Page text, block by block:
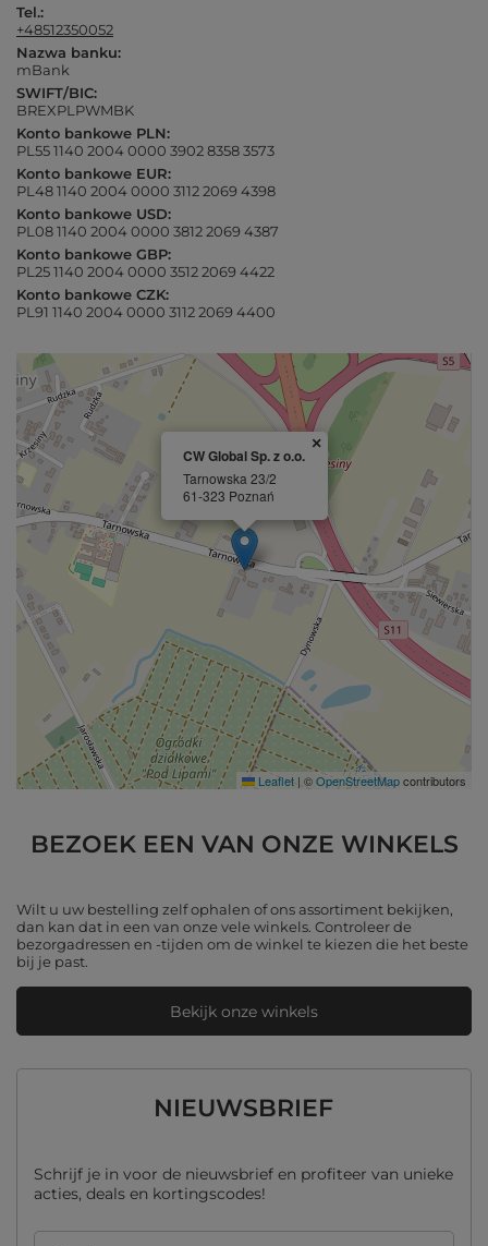
Tel.:
+48512350052
Nazwa banku:
mBank
SWIFT/BIC:
BREXPLPWMBK
Konto bankowe PLN:
PL55 1140 2004 0000 3902 8358 3573
Konto bankowe EUR:
PL48 1140 2004 0000 3112 2069 4398
Konto bankowe USD:
PL08 1140 2004 0000 3812 2069 4387
Konto bankowe GBP:
PL25 1140 2004 0000 3512 2069 4422
Konto bankowe CZK:
PL91 1140 2004 0000 3112 2069 4400
CW Global Sp. z o.o.
Tarnowska 23/2
61-323 Poznań
×
Leaflet | ©OpenStreetMapcontributors
BEZOEK EEN VAN ONZE WINKELS
Wilt u uw bestelling zelf ophalen of ons assortiment bekijken,
dan kan dat in een van onze vele winkels. Controleer de
bezorgadressen en -tijden om de winkel te kiezen die het beste
bij je past.
Bekijk onze winkels
NIEUWSBRIEF
Schrijf je in voor de nieuwsbrief en profiteer van unieke
acties, deals en kortingscodes!